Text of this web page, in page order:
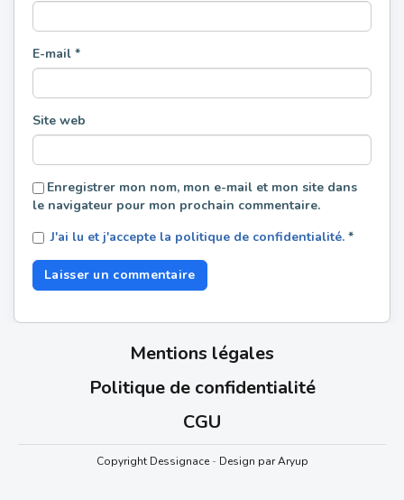
E-mail *
Site web
Enregistrer mon nom, mon e-mail et mon site dans
le navigateur pour mon prochain commentaire.
J'ai lu et j'accepte la politique de confidentialité. *
Mentions légales
Politique de confidentialité
CGU
Copyright Dessignace- Design par Aryup